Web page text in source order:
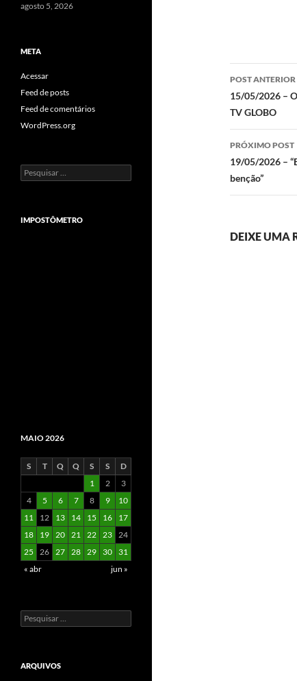
de
posts
POST ANTERIOR
15/05/2026 –
TV GLOBO
PRÓXIMO POST
19/05/2026 –
benção”
DEIXE UMA
agosto 5, 2026
META
Acessar
Feed de posts
Feed de comentários
WordPress.org
Pesquisar
por:
IMPOSTÔMETRO
MAIO 2026
S T Q Q S S
D
1
2
3
4
5 6 7 8 9
10
11
12 13 14 15 16
17
18
19 20 21 22 23 24
25
26 27 28 29 30
31
« abr
jun »
Pesquisar
por:
ARQUIVOS